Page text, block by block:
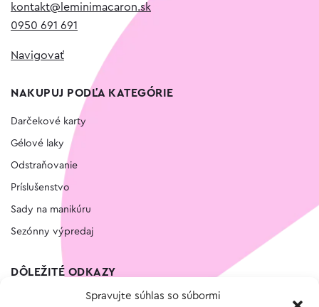
Spravujte súhlas so súbormi
kontakt@leminimacaron.sk
0950 691 691
Navigovať
NAKUPUJ PODĽA KATEGÓRIE
Darčekové karty
Gélové laky
Odstraňovanie
Príslušenstvo
Sady na manikúru
Sezónny výpredaj
DÔLEŽITÉ ODKAZY